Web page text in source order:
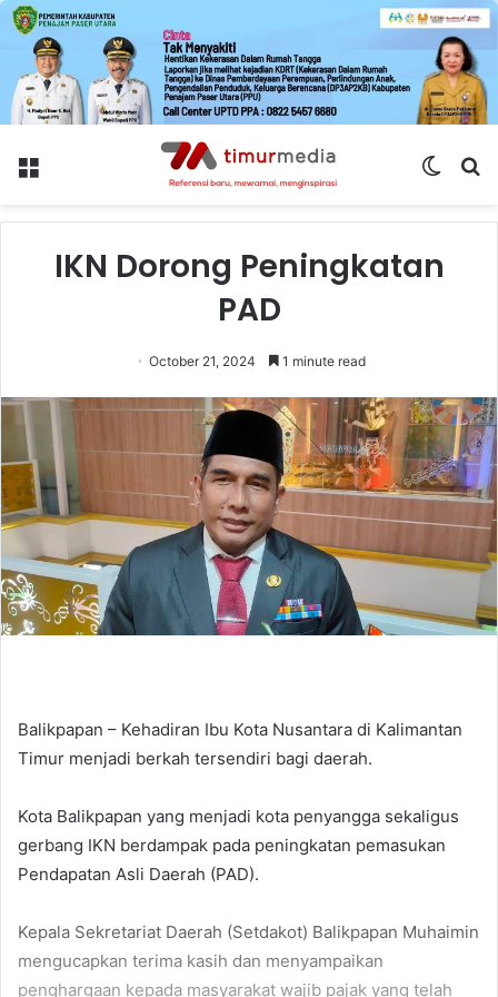
Menu
Switch
IKN Dorong Peningkatan
PAD
October 21, 2024 1 minute read
Balikpapan – Kehadiran Ibu Kota Nusantara di Kalimantan
Timur menjadi berkah tersendiri bagi daerah.
Kota Balikpapan yang menjadi kota penyangga sekaligus
gerbang IKN berdampak pada peningkatan pemasukan
Pendapatan Asli Daerah (PAD).
Kepala Sekretariat Daerah (Setdakot) Balikpapan Muhaimin
mengucapkan terima kasih dan menyampaikan
penghargaan kepada masyarakat wajib pajak yang telah